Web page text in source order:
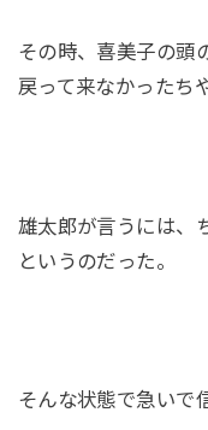
その時、喜美子の頭
戻って来なかったち
雄太郎が言うには、
というのだった。
そんな状態で急いで